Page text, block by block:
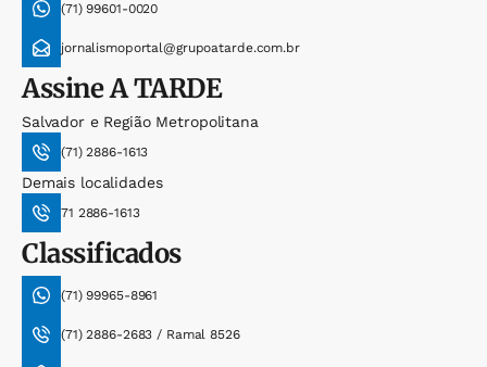
(71) 99601-0020
jornalismoportal@grupoatarde.com.br
AssineA TARDE
Salvador e Região Metropolitana
(71) 2886-1613
Demais localidades
71 2886-1613
Classificados
(71) 99965-8961
(71) 2886-2683 / Ramal 8526